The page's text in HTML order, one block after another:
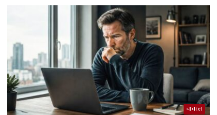
वायरल